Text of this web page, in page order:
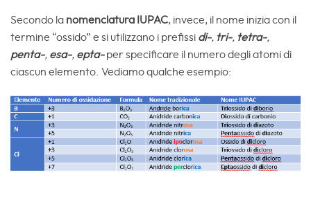
Secondo la nomenclatura IUPAC, invece, il nome inizia con il
termine “ossido” e si utilizzano i prefissi di-, tri-, tetra-,
penta-, esa-, epta-per specificare il numero degli atomi di
ciascun elemento. Vediamo qualche esempio: